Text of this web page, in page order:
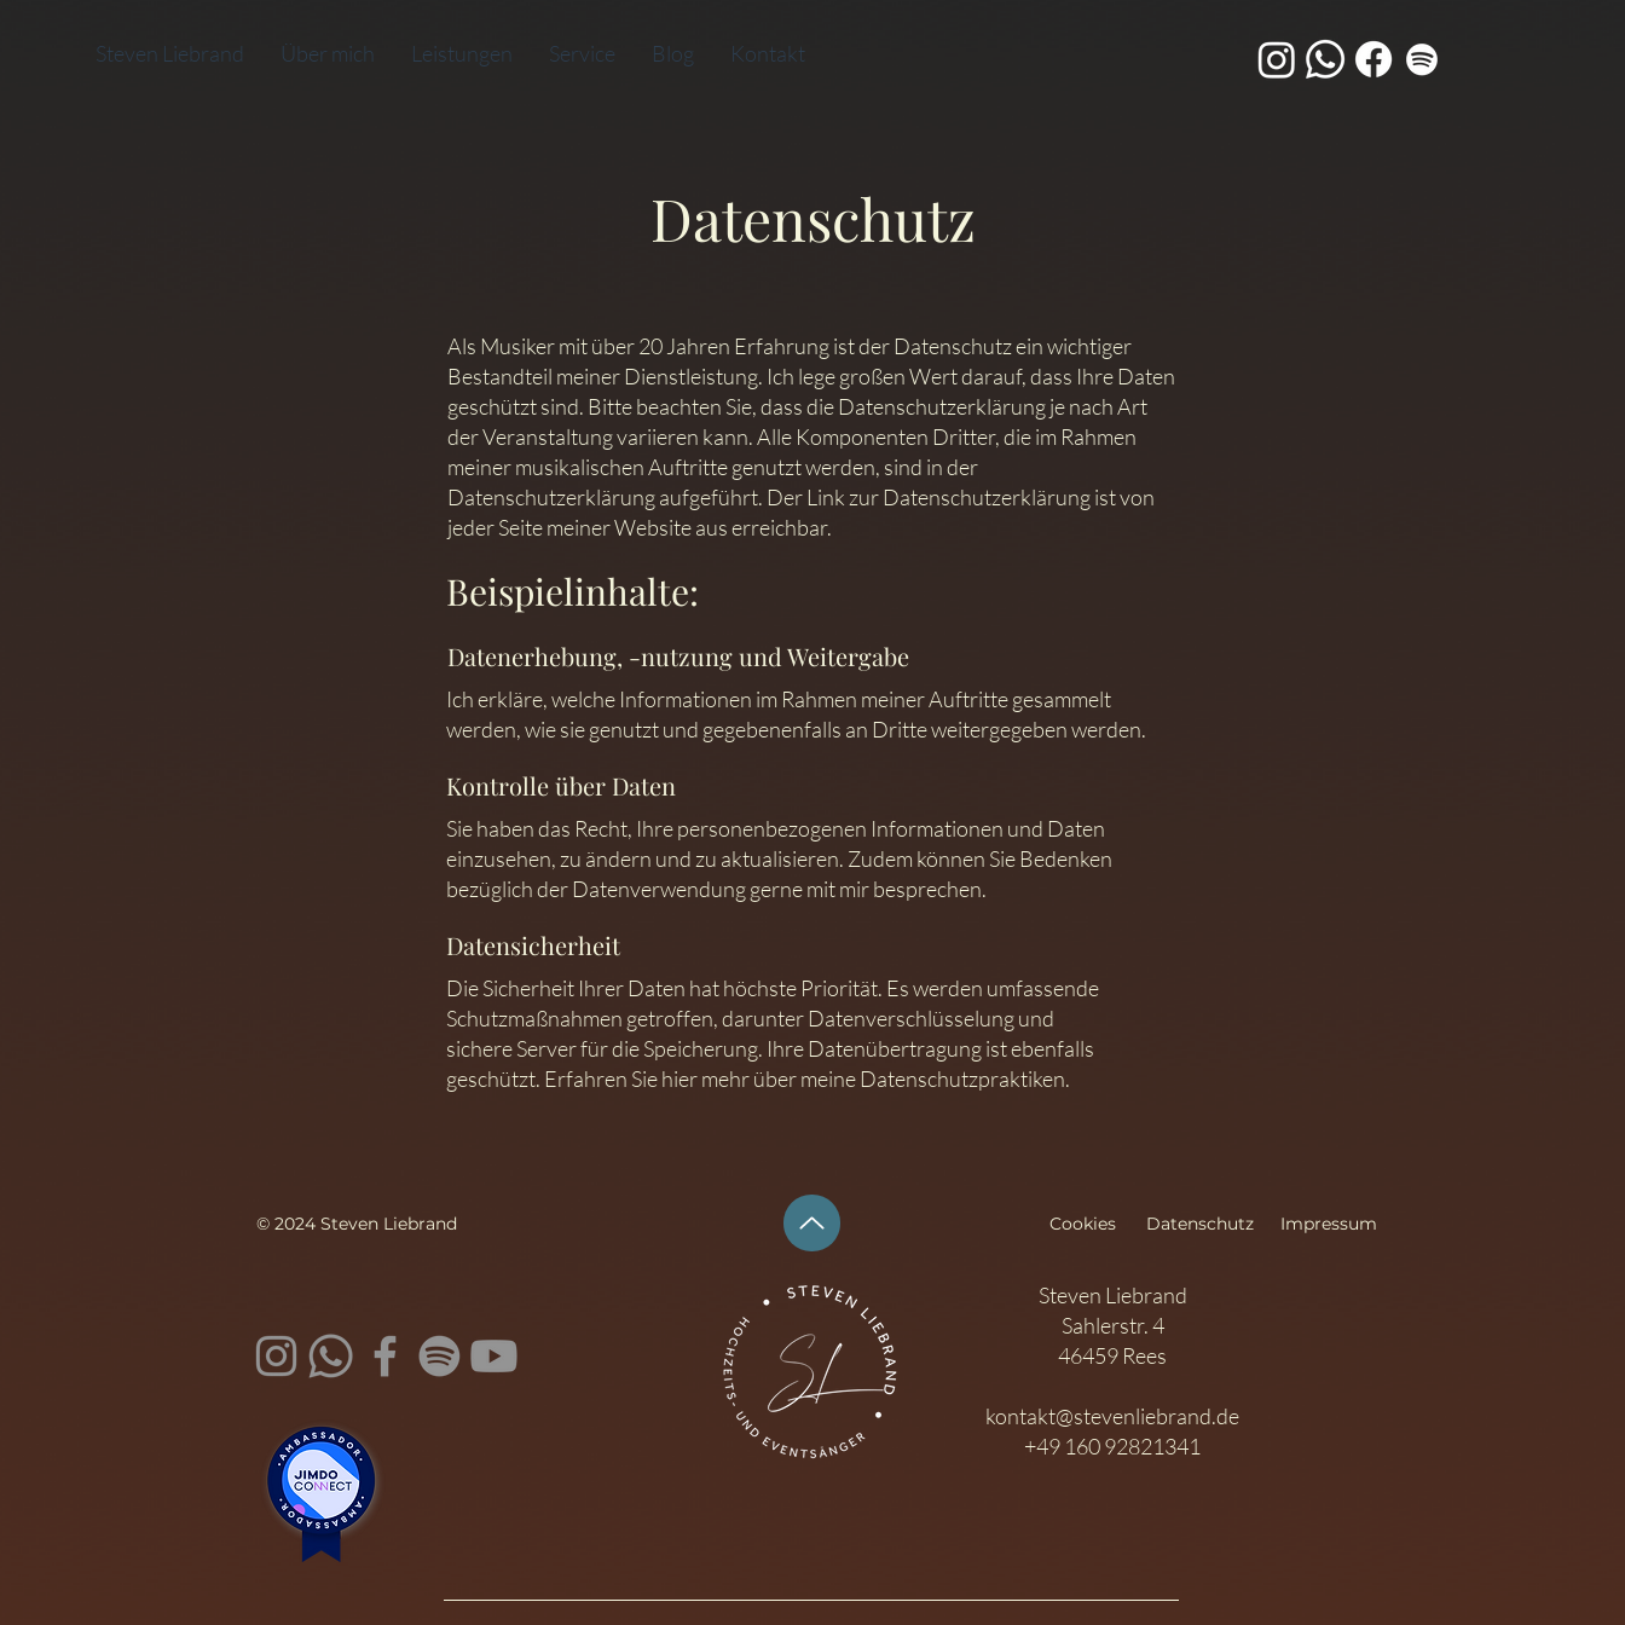
Steven Liebrand Über mich Leistungen Service Blog Kontakt
Datenschutz
Als Musiker mit über 20 Jahren Erfahrung ist der Datenschutz ein wichtiger
Bestandteil meiner Dienstleistung. Ich lege großen Wert darauf, dass Ihre Daten
geschützt sind. Bitte beachten Sie, dass die Datenschutzerklärung je nach Art
der Veranstaltung variieren kann. Alle Komponenten Dritter, die im Rahmen
meiner musikalischen Auftritte genutzt werden, sind in der
Datenschutzerklärung aufgeführt. Der Link zur Datenschutzerklärung ist von
jeder Seite meiner Website aus erreichbar.
Beispielinhalte:
Datenerhebung, -nutzung und Weitergabe
Ich erkläre, welche Informationen im Rahmen meiner Auftritte gesammelt
werden, wie sie genutzt und gegebenenfalls an Dritte weitergegeben werden.
Kontrolle über Daten
Sie haben das Recht, Ihre personenbezogenen Informationen und Daten
einzusehen, zu ändern und zu aktualisieren. Zudem können Sie Bedenken
bezüglich der Datenverwendung gerne mit mir besprechen.
Datensicherheit
Die Sicherheit Ihrer Daten hat höchste Priorität. Es werden umfassende
Schutzmaßnahmen getroffen, darunter Datenverschlüsselung und
sichere Server für die Speicherung. Ihre Datenübertragung ist ebenfalls
geschützt. Erfahren Sie hier mehr über meine Datenschutzpraktiken.
© 2024 Steven Liebrand Cookies Datenschutz Impressum
Steven Liebrand
Sahlerstr. 4
46459 Rees
kontakt@stevenliebrand.de
+49 160 92821341